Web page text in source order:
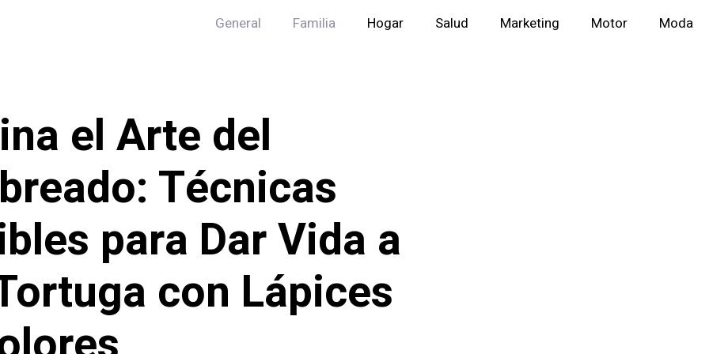
General Familia Hogar Salud Marketing Motor Moda
el Arte del
Técnicas
para Dar Vida a
con Lápices